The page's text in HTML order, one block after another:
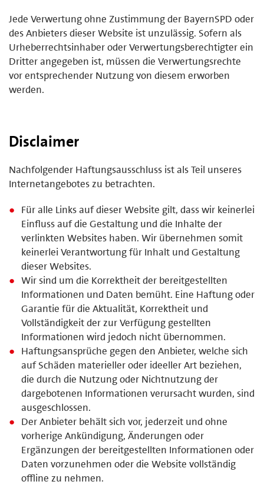
Jede Verwertung ohne Zustimmung der BayernSPD oder
des Anbieters dieser Website ist unzulässig. Sofern als
Urheberrechtsinhaber oder Verwertungsberechtigter ein
Dritter angegeben ist, müssen die Verwertungsrechte
vor entsprechender Nutzung von diesem erworben
werden.
Disclaimer
Nachfolgender Haftungsausschluss ist als Teil unseres
Internetangebotes zu betrachten.
Für alle Links auf dieser Website gilt, dass wir keinerlei
Einfluss auf die Gestaltung und die Inhalte der
verlinkten Websites haben. Wir übernehmen somit
keinerlei Verantwortung für Inhalt und Gestaltung
dieser Websites.
Wir sind um die Korrektheit der bereitgestellten
Informationen und Daten bemüht. Eine Haftung oder
Garantie für die Aktualität, Korrektheit und
Vollständigkeit der zur Verfügung gestellten
Informationen wird jedoch nicht übernommen.
Haftungsansprüche gegen den Anbieter, welche sich
auf Schäden materieller oder ideeller Art beziehen,
die durch die Nutzung oder Nichtnutzung der
dargebotenen Informationen verursacht wurden, sind
ausgeschlossen.
Der Anbieter behält sich vor, jederzeit und ohne
vorherige Ankündigung, Änderungen oder
Ergänzungen der bereitgestellten Informationen oder
Daten vorzunehmen oder die Website vollständig
offline zu nehmen.